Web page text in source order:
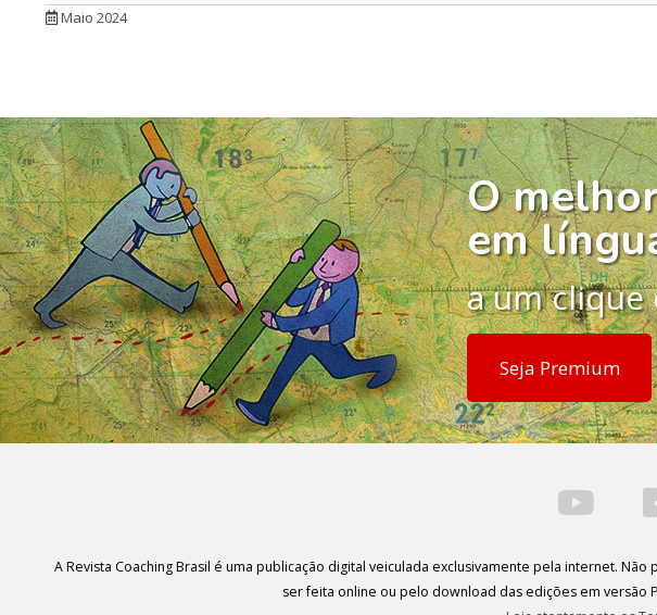
Maio 2024
O
em
a um
Seja Premium
A Revista Coaching Brasil é uma publicação digital veiculada exclusivamente pela internet.
ser feita online ou pelo download das edições em versão